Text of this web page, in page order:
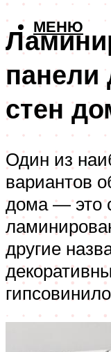
МЕНЮ
панели
стен
Один из
вариантов
дома — это
другие